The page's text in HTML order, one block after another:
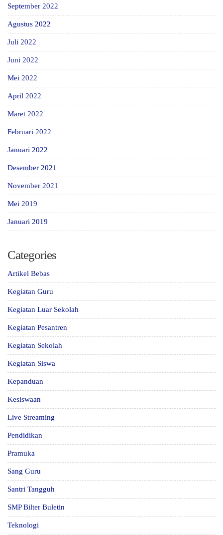
September 2022
Agustus 2022
Juli 2022
Juni 2022
Mei 2022
April 2022
Maret 2022
Februari 2022
Januari 2022
Desember 2021
November 2021
Mei 2019
Januari 2019
Categories
Artikel Bebas
Kegiatan Guru
Kegiatan Luar Sekolah
Kegiatan Pesantren
Kegiatan Sekolah
Kegiatan Siswa
Kepanduan
Kesiswaan
Live Streaming
Pendidikan
Pramuka
Sang Guru
Santri Tangguh
SMP Bilter Buletin
Teknologi